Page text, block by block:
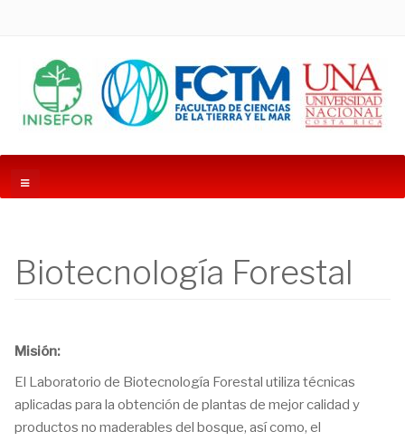
Biotecnología Forestal
Misión:
El Laboratorio de Biotecnología Forestal utiliza técnicas
aplicadas para la obtención de plantas de mejor calidad y
productos no maderables del bosque, así como, el